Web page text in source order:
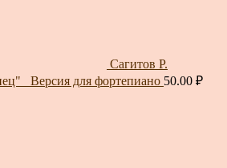
Сагитов Р.
Версия для фортепиано 50.00 ₽